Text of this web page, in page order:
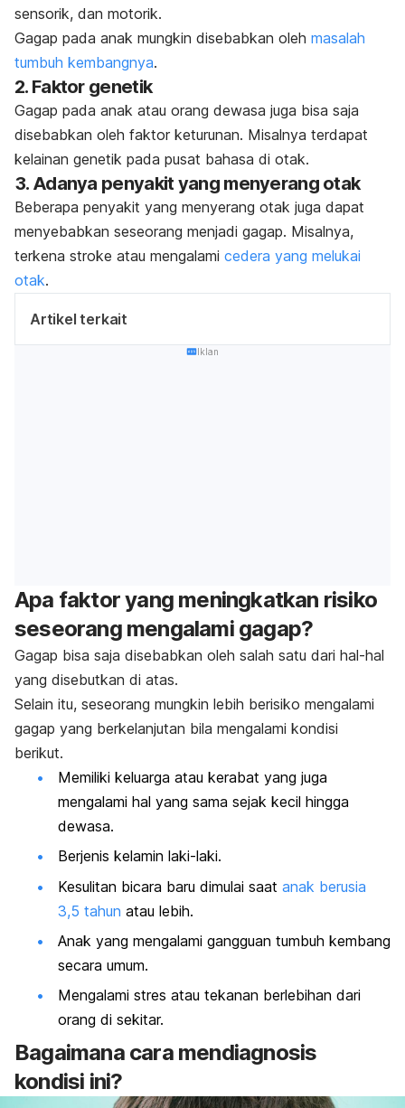
sensorik, dan motorik.
Gagap pada anak mungkin disebabkan oleh masalah
tumbuh kembangnya.
2. Faktor genetik
Gagap pada anak atau orang dewasa juga bisa saja
disebabkan oleh faktor keturunan. Misalnya terdapat
kelainan genetik pada pusat bahasa di otak.
3. Adanya penyakit yang menyerang otak
Beberapa penyakit yang menyerang otak juga dapat
menyebabkan seseorang menjadi gagap. Misalnya,
terkena stroke atau mengalami cedera yang melukai
otak.
Artikel terkait
Iklan
Apa faktor yang meningkatkan risiko
seseorang mengalami gagap?
Gagap bisa saja disebabkan oleh salah satu dari hal-hal
yang disebutkan di atas.
Selain itu, seseorang mungkin lebih berisiko mengalami
gagap yang berkelanjutan bila mengalami kondisi
berikut.
Memiliki keluarga atau kerabat yang juga
mengalami hal yang sama sejak kecil hingga
dewasa.
Berjenis kelamin laki-laki.
Kesulitan bicara baru dimulai saat anak berusia
3,5 tahun atau lebih.
Anak yang mengalami gangguan tumbuh kembang
secara umum.
Mengalami stres atau tekanan berlebihan dari
orang di sekitar.
Bagaimana cara mendiagnosis
kondisi ini?